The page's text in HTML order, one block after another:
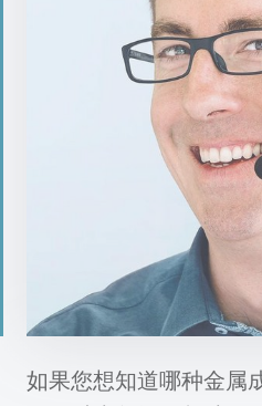
如果您想知道哪种金属